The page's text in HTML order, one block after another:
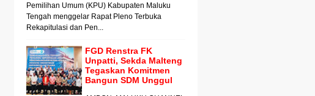
Pemilihan Umum (KPU) Kabupaten Maluku
Tengah menggelar Rapat Pleno Terbuka
Rekapitulasi dan Pen...
FGD Renstra FK
Unpatti, Sekda Malteng
Tegaskan Komitmen
Bangun SDM Unggul